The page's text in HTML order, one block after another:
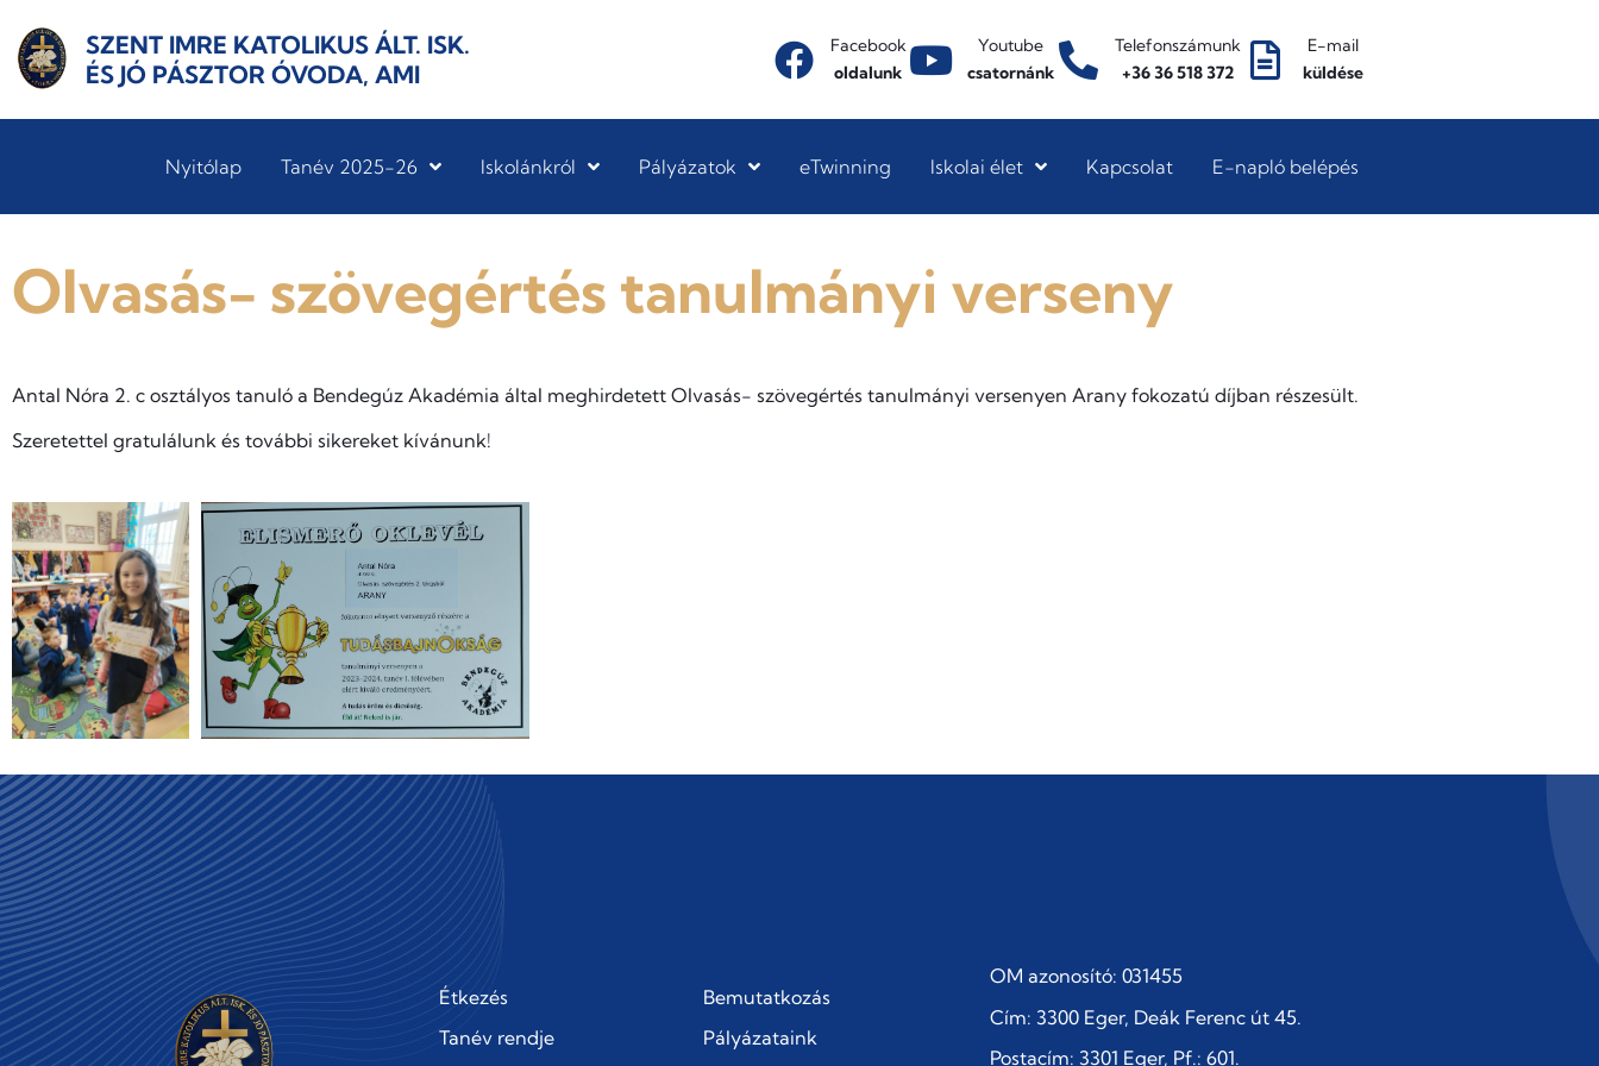
SZENT IMRE KATOLIKUS ÁLT. ISK.
ÉS JÓ PÁSZTOR ÓVODA, AMI
Facebook
oldalunk
Youtube
csatornánk
Telefonszámunk
+36 36 518 372
E-mail
küldése
Nyitólap Tanév 2025-26 Iskolánkról Pályázatok eTwinning Iskolai élet Kapcsolat E-napló belépés
Olvasás- szövegértés tanulmányi verseny
Antal Nóra 2. c osztályos tanuló a Bendegúz Akadémia által meghirdetett Olvasás- szövegértés tanulmányi versenyen Arany fokozatú díjban részesült.
Szeretettel gratulálunk és további sikereket kívánunk!
Étkezés
Tanév rendje
Bemutatkozás
Pályázataink
OM azonosító: 031455
Cím: 3300 Eger, Deák Ferenc út 45.
Postacím: 3301 Eger, Pf.: 601.